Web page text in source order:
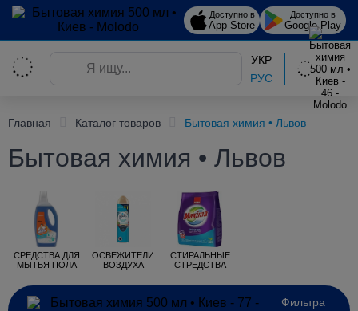
Доступно в
App Store
Доступно в
Google Play
УКР
РУС
Главная Каталог товаров Бытовая химия • Львов
Бытовая химия • Львов
СРЕДСТВА ДЛЯ
МЫТЬЯ ПОЛА
ОСВЕЖИТЕЛИ
ВОЗДУХА
СТИРАЛЬНЫЕ
СТРЕДСТВА
Фильтра